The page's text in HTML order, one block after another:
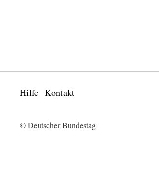
Hilfe Kontakt
© Deutscher Bundestag